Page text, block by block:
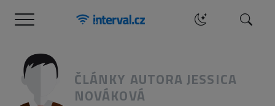
Menu Hledat
ČLÁNKY AUTORA JESSICA
NOVÁKOVÁ